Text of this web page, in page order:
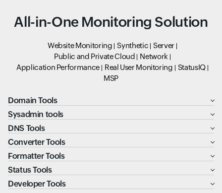
All-in-One Monitoring Solution
Website Monitoring Synthetic
Server
Public and Private Cloud
Network
Application Performance
Real User Monitoring
StatusIQ
MSP
Domain Tools
Sysadmin tools
DNS Tools
Converter Tools
Formatter Tools
Status Tools
Developer Tools